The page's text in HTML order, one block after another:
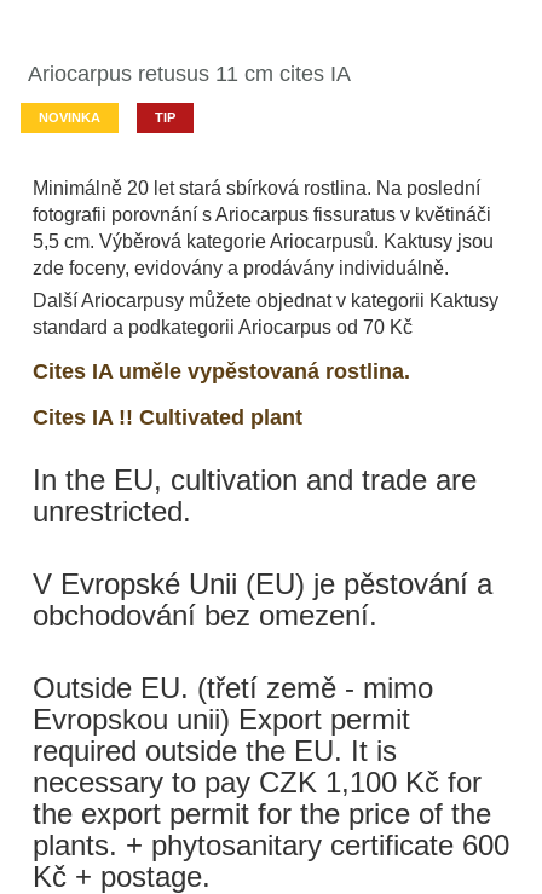
Ariocarpus retusus 11 cm cites IA
NOVINKA TIP
Minimálně 20 let stará sbírková rostlina. Na poslední
fotografii porovnání s Ariocarpus fissuratus v květináči
5,5 cm. Výběrová kategorie Ariocarpusů. Kaktusy jsou
zde foceny, evidovány a prodávány individuálně.
Další Ariocarpusy můžete objednat v kategorii Kaktusy
standard a podkategorii Ariocarpus od 70 Kč
Cites IA uměle vypěstovaná rostlina.
Cites IA !! Cultivated plant
In the EU, cultivation and trade are
unrestricted.
V Evropské Unii (EU) je pěstování a
obchodování bez omezení.
Outside EU. (třetí země - mimo
Evropskou unii) Export permit
required outside the EU. It is
necessary to pay CZK 1,100 Kč for
the export permit for the price of the
plants. + phytosanitary certificate 600
Kč + postage.